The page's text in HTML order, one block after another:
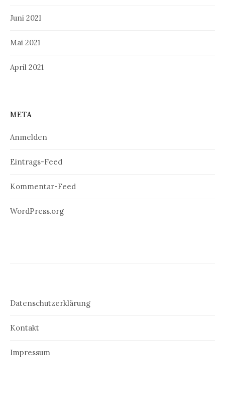
Juni 2021
Mai 2021
April 2021
META
Anmelden
Eintrags-Feed
Kommentar-Feed
WordPress.org
Datenschutzerklärung
Kontakt
Impressum